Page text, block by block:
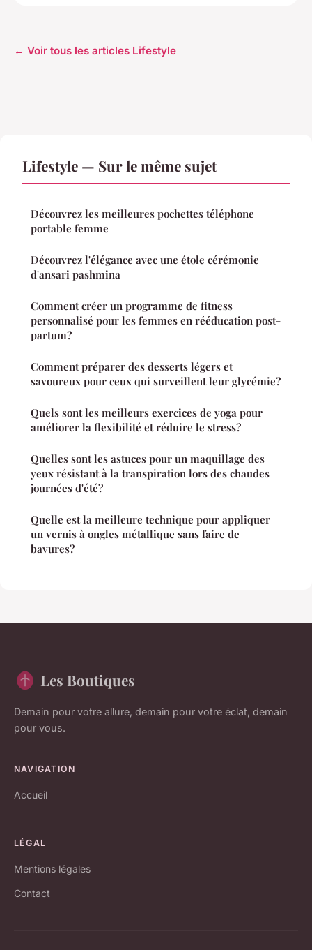
← Voir tous les articles Lifestyle
Lifestyle — Sur le même sujet
Découvrez les meilleures pochettes téléphone
portable femme
Découvrez l'élégance avec une étole cérémonie
d'ansari pashmina
Comment créer un programme de fitness
personnalisé pour les femmes en rééducation post-
partum?
Comment préparer des desserts légers et
savoureux pour ceux qui surveillent leur glycémie?
Quels sont les meilleurs exercices de yoga pour
améliorer la flexibilité et réduire le stress?
Quelles sont les astuces pour un maquillage des
yeux résistant à la transpiration lors des chaudes
journées d'été?
Quelle est la meilleure technique pour appliquer
un vernis à ongles métallique sans faire de
bavures?
Les Boutiques
Demain pour votre allure, demain pour votre éclat, demain
pour vous.
NAVIGATION
Accueil
LÉGAL
Mentions légales
Contact